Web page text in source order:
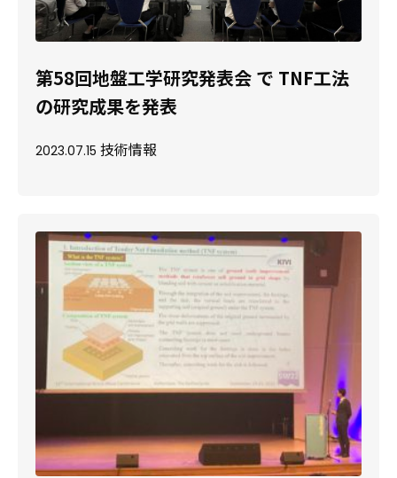
第58回地盤工学研究発表会 で TNF工法
の研究成果を発表
2023.07.15 技術情報